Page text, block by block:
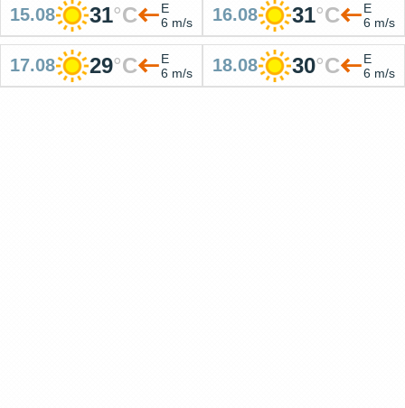
15.08 31°C
E
6 m/s
16.08 31°C
E
6 m/s
17.08 29°C
E
6 m/s
18.08 30°C
E
6 m/s